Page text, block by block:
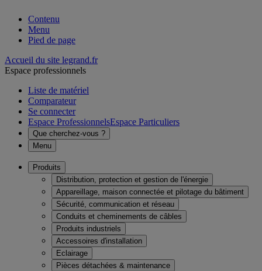
Contenu
Menu
Pied de page
Accueil du site legrand.fr
Espace professionnels
Liste de matériel
Comparateur
Se connecter
Espace ProfessionnelsEspace Particuliers
Que cherchez-vous ?
Menu
Produits
Distribution, protection et gestion de l'énergie
Appareillage, maison connectée et pilotage du bâtiment
Sécurité, communication et réseau
Conduits et cheminements de câbles
Produits industriels
Accessoires d'installation
Eclairage
Pièces détachées & maintenance